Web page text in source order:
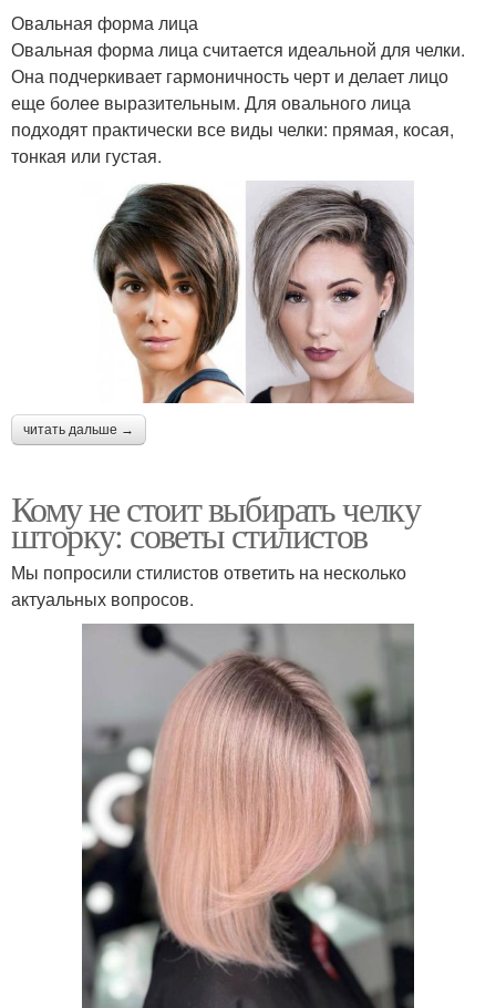
Овальная форма лица
Овальная форма лица считается идеальной для челки.
Она подчеркивает гармоничность черт и делает лицо
еще более выразительным. Для овального лица
подходят практически все виды челки: прямая, косая,
тонкая или густая.
читать дальше →
Кому не стоит выбирать челку
шторку: советы стилистов
Мы попросили стилистов ответить на несколько
актуальных вопросов.